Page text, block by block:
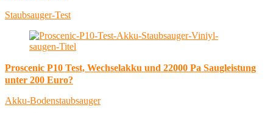
Staubsauger-Test
Proscenic P10 Test, Wechselakku und 22000 Pa Saugleistung
unter 200 Euro?
Akku-Bodenstaubsauger